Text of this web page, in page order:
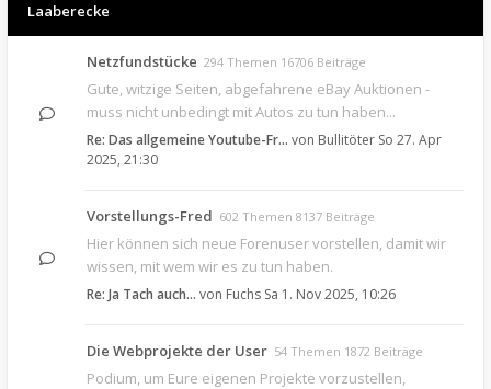
Laaberecke
Netzfundstücke 294 Themen 16706 Beiträge
Gute, witzige Seiten, abgefahrene eBay Auktionen -
muss nicht unbedingt mit Autos zu tun haben...
Re: Das allgemeine Youtube-Fr… von Bullitöter So 27. Apr
2025, 21:30
Vorstellungs-Fred 602 Themen 8137 Beiträge
Hier können sich neue Forenuser vorstellen, damit wir
wissen, mit wem wir es zu tun haben.
Re: Ja Tach auch... von Fuchs Sa 1. Nov 2025, 10:26
Die Webprojekte der User 54 Themen 1872 Beiträge
Podium, um Eure eigenen Projekte vorzustellen,